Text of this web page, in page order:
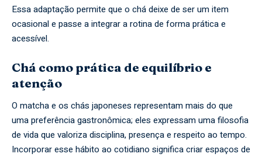
Essa adaptação permite que o chá deixe de ser um item
ocasional e passe a integrar a rotina de forma prática e
acessível.
Chá como prática de equilíbrio e
atenção
O matcha e os chás japoneses representam mais do que
uma preferência gastronômica; eles expressam uma filosofia
de vida que valoriza disciplina, presença e respeito ao tempo.
Incorporar esse hábito ao cotidiano significa criar espaços de